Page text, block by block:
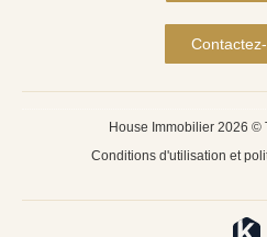
House Immobilier 2026 ©
Conditions d'utilisation et